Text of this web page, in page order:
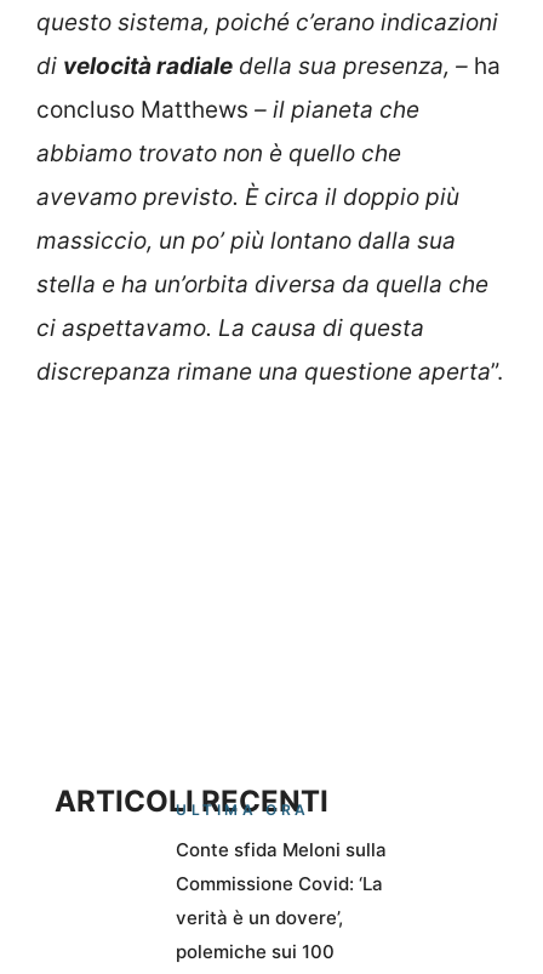
questo sistema, poiché c’erano indicazioni
di velocità radiale della sua presenza, – ha
concluso Matthews – il pianeta che
abbiamo trovato non è quello che
avevamo previsto. È circa il doppio più
massiccio, un po’ più lontano dalla sua
stella e ha un’orbita diversa da quella che
ci aspettavamo. La causa di questa
discrepanza rimane una questione aperta”.
ARTICOLI RECENTI
ULTIMA ORA
Conte sfida Meloni sulla
Commissione Covid: ‘La
verità è un dovere’,
polemiche sui 100